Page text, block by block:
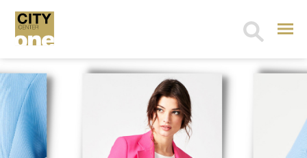
Search